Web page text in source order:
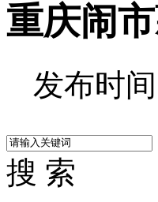
重庆闹
发布时
搜 索